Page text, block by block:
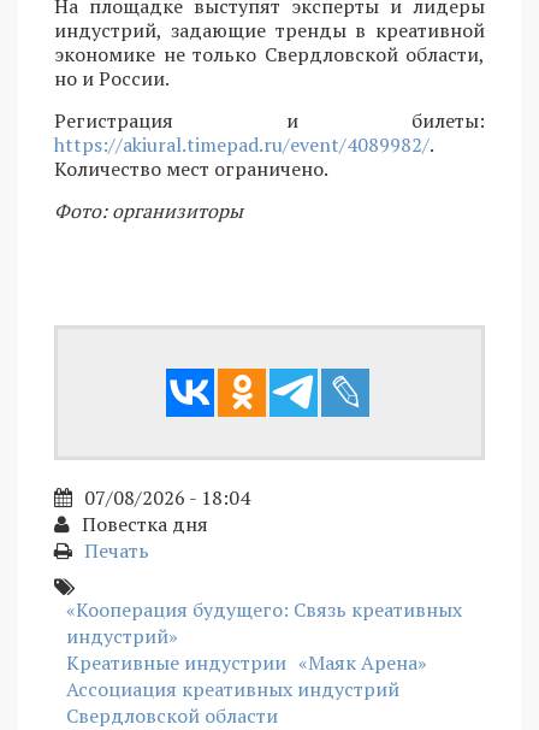
На площадке выступят эксперты и лидеры
индустрий, задающие тренды в креативной
экономике не только Свердловской области,
но и России.
Регистрация и билеты:
https://akiural.timepad.ru/event/4089982/.
Количество мест ограничено.
Фото: организиторы
07/08/2026 - 18:04
Повестка дня
Печать
«Кооперация будущего: Связь креативных
индустрий»
Креативные индустрии «Маяк Арена»
Ассоциация креативных индустрий
Свердловской области